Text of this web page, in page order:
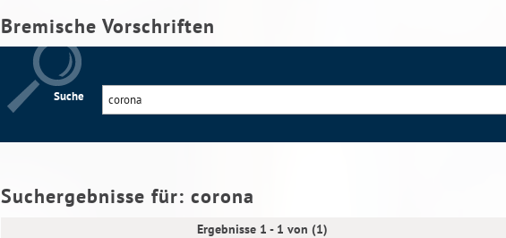
Bremische Vorschriften
Suche
Suchergebnisse für: corona
Ergebnisse 1 - 1 von (1)